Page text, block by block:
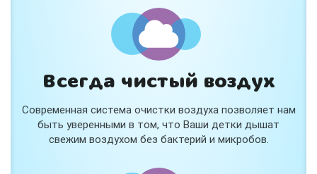
Всегда чистый воздух
Современная система очистки воздуха позволяет нам
быть уверенными в том, что Ваши детки дышат
свежим воздухом без бактерий и микробов.